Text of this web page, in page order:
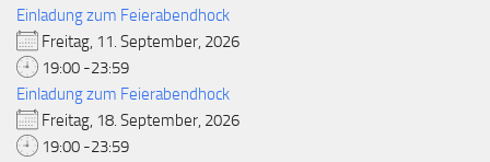
Einladung zum Feierabendhock
Freitag, 11. September, 2026
19:00 -23:59
Einladung zum Feierabendhock
Freitag, 18. September, 2026
19:00 -23:59